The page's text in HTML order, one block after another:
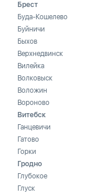
Брест
Буда-Кошелево
Буйничи
Быхов
Верхнедвинск
Вилейка
Волковыск
Воложин
Вороново
Витебск
Ганцевичи
Гатово
Горки
Гродно
Глубокое
Глуск